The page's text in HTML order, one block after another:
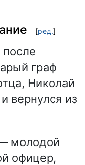
[ред.]
после
граф
Николай
вернулся из
молодой
офицер,